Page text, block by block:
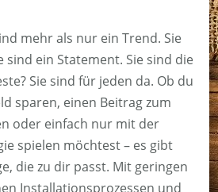
mehr als nur ein Trend. Sie
sind ein Statement. Sie sind die
Sie sind für jeden da. Ob du
sparen, einen Beitrag zum
oder einfach nur mit der
spielen möchtest – es gibt
die zu dir passt. Mit geringen
Installationsprozessen und